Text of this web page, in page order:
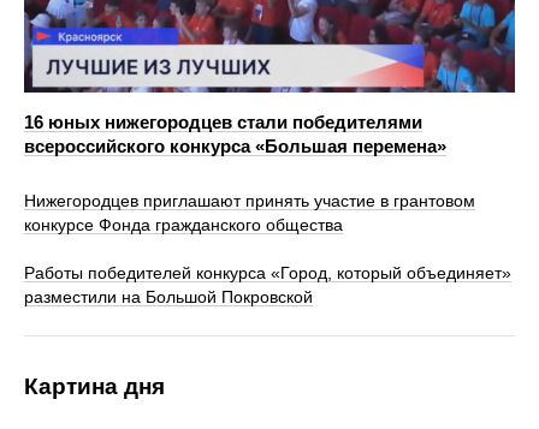
16 юных нижегородцев стали победителями
всероссийского конкурса «Большая перемена»
Нижегородцев приглашают принять участие в грантовом
конкурсе Фонда гражданского общества
Работы победителей конкурса «Город, который объединяет»
разместили на Большой Покровской
Картина дня